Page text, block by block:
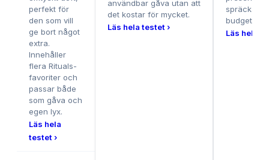
perfekt för
den som vill
ge bort något
extra.
Innehåller
flera Rituals-
favoriter och
passar både
som gåva och
egen lyx.
Läs hela
testet ›
användbar gåva utan att
det kostar för mycket.
Läs hela testet ›
spräcka
budgeten.
Läs hela